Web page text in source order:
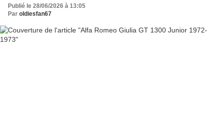
Publié le 28/06/2026 à 13:05
Par oldiesfan67